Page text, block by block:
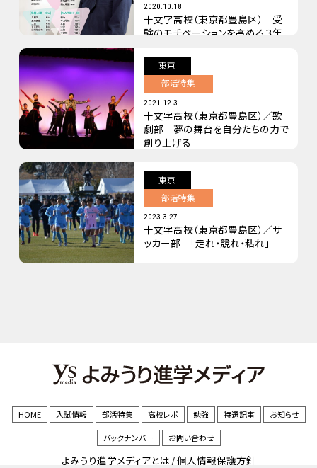
2020.10.18
十文字高校（東京都豊島区） 受
験のモチベーションを高める３年
東京
部活特集
2021.12.3
十文字高校（東京都豊島区）／歌
劇部 夢の舞台を自分たちの力で
創り上げる
東京
部活特集
2023.3.27
十文字高校（東京都豊島区）／サ
ッカー部 「走れ・競れ・粘れ」
HOME 入試情報 部活特集 高校レポ 勉強 特選記事 お知らせ
バックナンバー お問い合わせ
よみうり進学メディアとは/個人情報保護方針